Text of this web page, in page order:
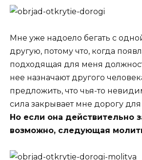
Мне уже надоело бегать с
другую, потому что, когда
подходящая для меня
нее назначают другого
предложить, что чья-то
сила закрывает мне дорогу
Но если она действительно
возможно, следующая